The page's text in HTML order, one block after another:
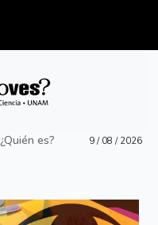
¿Quién es? 9 / 08 / 2026